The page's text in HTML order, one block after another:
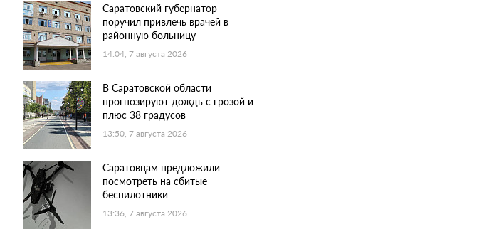
Саратовский губернатор
поручил привлечь врачей в
районную больницу
14:04, 7 августа 2026
В Саратовской области
прогнозируют дождь с грозой и
плюс 38 градусов
13:50, 7 августа 2026
Саратовцам предложили
посмотреть на сбитые
беспилотники
13:36, 7 августа 2026